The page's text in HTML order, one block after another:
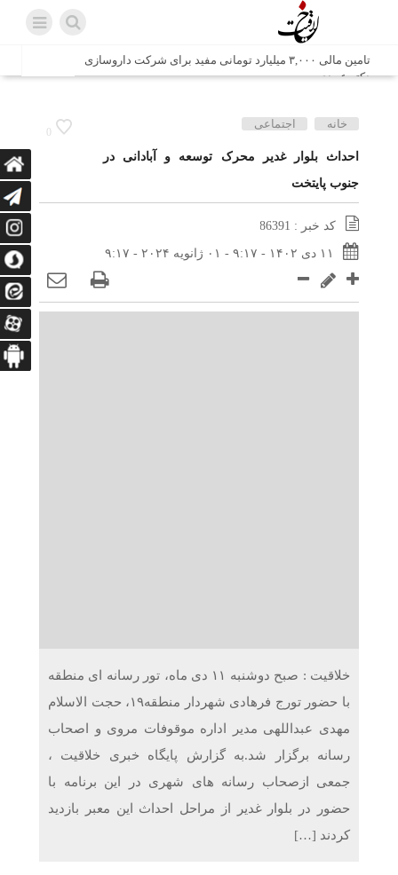
تامین مالی ۳,۰۰۰ میلیارد تومانی مفید برای شرکت داروسازی
دکتر عبیدی
شش وزیر کابینه پاکستان با حضور در سفارت ایران در اسلام
اتابک: ظرفیت های جدید همکاری‌های تجاری ایران و پاکستان با
محوریت بخش خصوصی فعال می‌شود
در مسیر جا‌مانده‌ها، دل‌ها به کربلا رسیده است
وزیر صمت خواستار پیگیری کانتینرهای ایرانی در بندر کراچی
شد / تجارت ۱۰ میلیارد دلاری ایران و پاکستان
0
خانه اجتماعی
احداث بلوار غدیر محرک توسعه و آبادانی در
جنوب پایتخت
کد خبر : 86391
۱۱ دی ۱۴۰۲ - ۹:۱۷ - ۰۱ ژانویه ۲۰۲۴ - ۹:۱۷
خلاقیت : صبح دوشنبه ۱۱ دی ماه، تور رسانه ای منطقه
با حضور تورج فرهادی شهردار منطقه۱۹، حجت الاسلام
مهدی عبداللهی مدیر اداره موقوفات مروی و اصحاب
رسانه برگزار شد.به گزارش پایگاه خبری خلاقیت ،
جمعی ازصحاب رسانه های شهری در این برنامه با
حضور در بلوار غدیر از مراحل احداث این معبر بازدید
کردند […]